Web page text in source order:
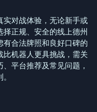
实对战体验，无论新手或
正规、安全的线上德州
合法牌照和良好口碑的
机器人更具挑战，需关
平台推荐及常见问题，